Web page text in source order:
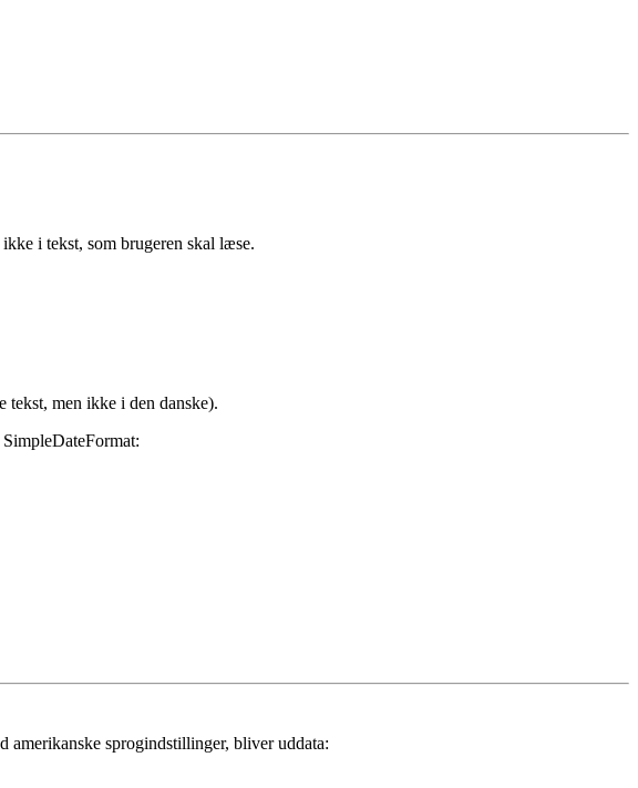
i tekst, som brugeren skal læse.
tekst, men ikke i den danske).
amerikanske sprogindstillinger, bliver uddata: